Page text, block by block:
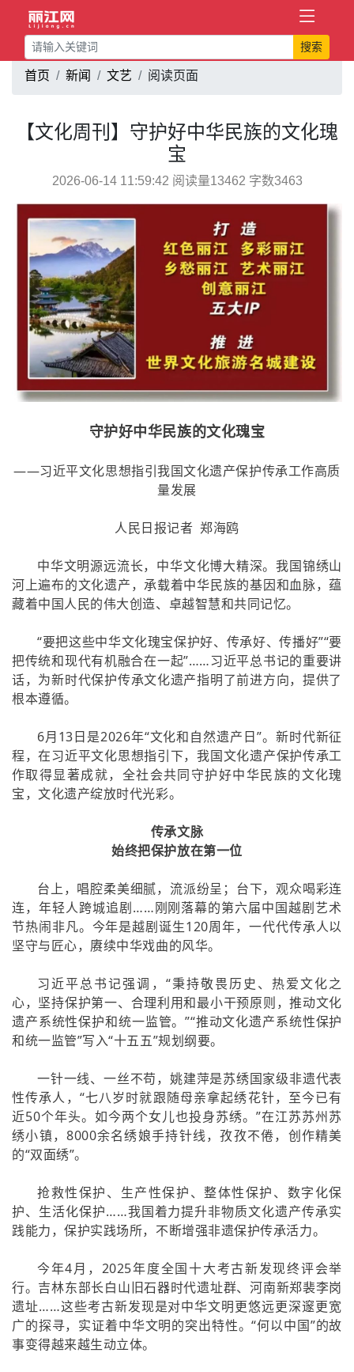
搜索
首页 新闻 文艺 阅读页面
【文化周刊】守护好中华民族的文化瑰
宝
2026-06-14 11:59:42 阅读量13462 字数3463
守护好中华民族的文化瑰宝
——习近平文化思想指引我国文化遗产保护传承工作高质
量发展
人民日报记者 郑海鸥
中华文明源远流长，中华文化博大精深。我国锦绣山
河上遍布的文化遗产，承载着中华民族的基因和血脉，蕴
藏着中国人民的伟大创造、卓越智慧和共同记忆。
“要把这些中华文化瑰宝保护好、传承好、传播好”“要
把传统和现代有机融合在一起”……习近平总书记的重要讲
话，为新时代保护传承文化遗产指明了前进方向，提供了
根本遵循。
6月13日是2026年“文化和自然遗产日”。新时代新征
程，在习近平文化思想指引下，我国文化遗产保护传承工
作取得显著成就，全社会共同守护好中华民族的文化瑰
宝，文化遗产绽放时代光彩。
传承文脉
始终把保护放在第一位
台上，唱腔柔美细腻，流派纷呈；台下，观众喝彩连
连，年轻人跨城追剧……刚刚落幕的第六届中国越剧艺术
节热闹非凡。今年是越剧诞生120周年，一代代传承人以
坚守与匠心，赓续中华戏曲的风华。
习近平总书记强调，“秉持敬畏历史、热爱文化之
心，坚持保护第一、合理利用和最小干预原则，推动文化
遗产系统性保护和统一监管。”“推动文化遗产系统性保护
和统一监管”写入“十五五”规划纲要。
一针一线、一丝不苟，姚建萍是苏绣国家级非遗代表
性传承人，“七八岁时就跟随母亲拿起绣花针，至今已有
近50个年头。如今两个女儿也投身苏绣。”在江苏苏州苏
绣小镇，8000余名绣娘手持针线，孜孜不倦，创作精美
的“双面绣”。
抢救性保护、生产性保护、整体性保护、数字化保
护、生活化保护……我国着力提升非物质文化遗产传承实
践能力，保护实践场所，不断增强非遗保护传承活力。
今年4月，2025年度全国十大考古新发现终评会举
行。吉林东部长白山旧石器时代遗址群、河南新郑裴李岗
遗址……这些考古新发现是对中华文明更悠远更深邃更宽
广的探寻，实证着中华文明的突出特性。“何以中国”的故
事变得越来越生动立体。